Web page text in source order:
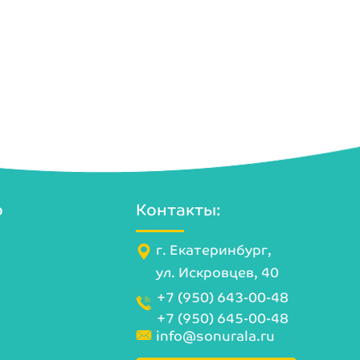
Контакты:
г. Екатеринбург,
ул. Искровцев, 40
+7 (950) 643-00-48
info@sonurala.ru
+7 (950) 645-00-48